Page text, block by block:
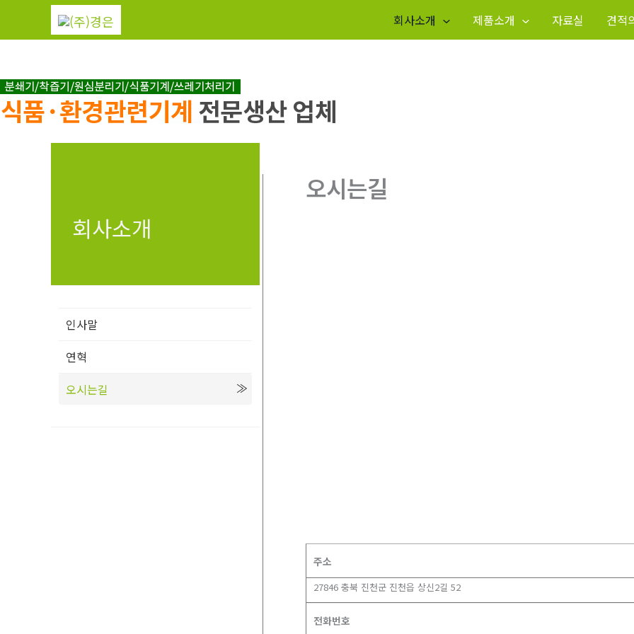
건
너
회사소개 제품소개 자료실 견적
회사소개
인사말
연혁
오시는길
오시는길
주소
27846 충북 진천군 진천읍 상신2길 52
전화번호